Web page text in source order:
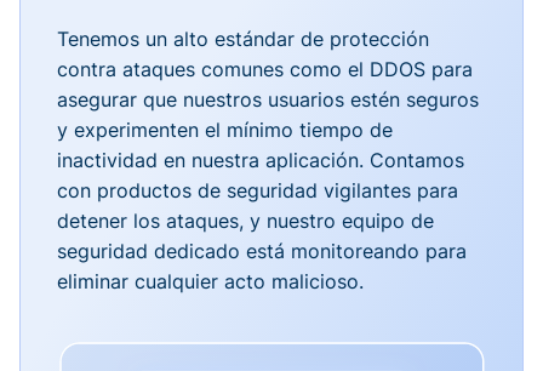
Tenemos un alto estándar de protección
contra ataques comunes como el DDOS para
asegurar que nuestros usuarios estén seguros
y experimenten el mínimo tiempo de
inactividad en nuestra aplicación. Contamos
con productos de seguridad vigilantes para
detener los ataques, y nuestro equipo de
seguridad dedicado está monitoreando para
eliminar cualquier acto malicioso.